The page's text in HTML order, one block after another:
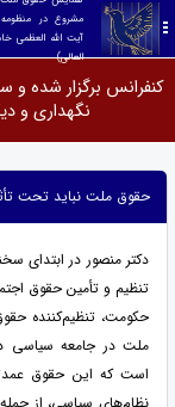
العالی)
کنفرانس برگزار شده
نگهداری و
حقوق ملت نباید تحت
دکتر منصور در ابتدای
تنظیم و تأمین حقوق
حکومت، تنظیم‌کننده
ملت در جامعه سیاسی
است که این حقوق